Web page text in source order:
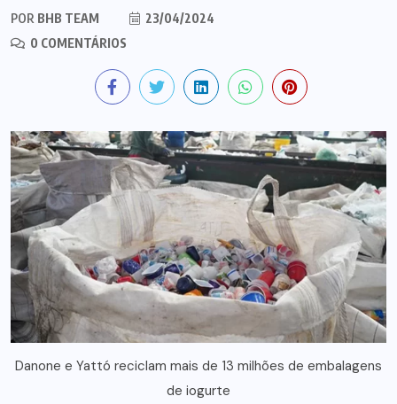
POR BHB TEAM
23/04/2024
0 COMENTÁRIOS
Danone e Yattó reciclam mais de 13 milhões de embalagens
de iogurte